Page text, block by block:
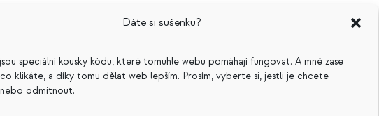
Dáte si sušenku?
speciální kousky kódu, které tomuhle webu pomáhají fungovat. A mně zase
klikáte, a díky tomu dělat web lepším. Prosím, vyberte si, jestli je chcete
odmítnout.
Ve své práci propojuji psychologii, cenotvorbu,
dělat lepší podnikatelská rozhodnutí. Nejčastěji
model a dlouhodobou udržitelnost podnikání. Od
a sdílím zkušenosti z více než 20 let práce s